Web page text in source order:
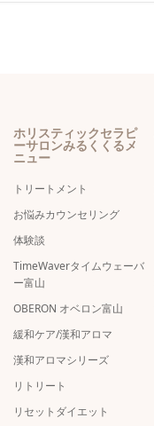
ホリスティックセラピ
ーサロンみるくくるメ
ニュー
トリートメント
お悩みカウンセリング
体験談
TimeWaverタイムウェーバ
ー富山
OBERON オベロン富山
緩和ケア/漢和アロマ
漢和アロマシリーズ
リトリート
リセットダイエット